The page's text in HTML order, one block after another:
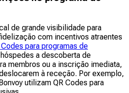
de grande visibilidade para
com incentivos atraentes
Codes para programas de
a descoberta de
membros ou a inscrição imediata,
à receção. Por exemplo,
utilizam QR Codes para